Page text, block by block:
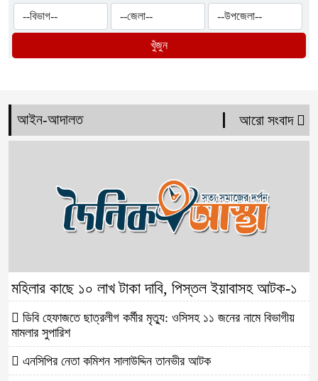
খুঁজুন
আইন-আদালত আরো সংবাদ
মহিলার কাছে ১০ লাখ টাকা দাবি, পিস্তল ইয়াবাসহ আটক-১
ডিবি হেফাজতে ছাত্রলীগ কর্মীর মৃত্যু: ওসিসহ ১১ জনের নামে বিভাগীয়
মামলার সুপারিশ
এনসিপির নেতা কমিশন সালাউদ্দিন তানভীর আটক